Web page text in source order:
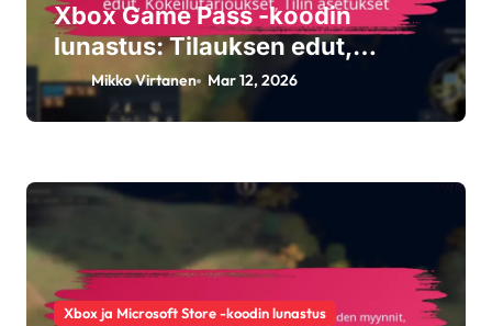
Xbox Game Pass -koodin
lunastus: Tilauksen edut,
Kokeilutarjoukset, Tilin
asetukset
Mikko Virtanen Mar 12, 2026
Xbox ja Microsoft Store -koodin lunastus